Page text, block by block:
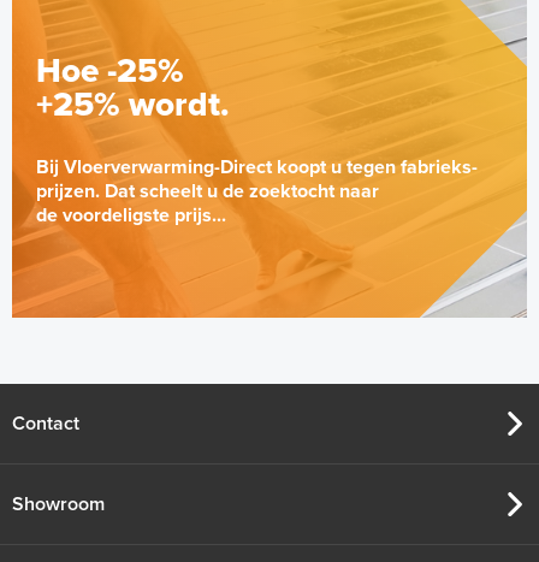
Hoe -25%
+25% wordt.
Bij Vloerverwarming-Direct koopt u tegen fabrieks-
prijzen. Dat scheelt u de zoektocht naar
de voordeligste prijs...
Contact
Showroom